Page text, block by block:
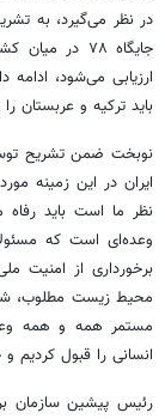
در نظر می‌گیرد، به
جایگاه ۷۸
باید ترکیه و
نوبخت ضمن تشریح
ایران در این زمینه
نظر ما است باید
وعده‌ای است که
برخورداری از امنیت
محیط زیست مطلوب،
مستمر همه و همه
انسانی را قبول کردیم
رئیس پیشین سازمان